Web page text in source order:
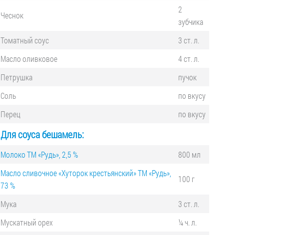
Чеснок
2
зубчика
Томатный соус
3 ст. л.
Масло оливковое
4 ст. л.
Петрушка
пучок
Соль
по вкусу
Перец
по вкусу
Для соуса бешамель:
Молоко ТМ «Рудь», 2,5 %
800 мл
Масло сливочное «Хуторок крестьянский» ТМ «Рудь»,
73 %
100 г
Мука
3 ст. л.
Мускатный орех
¼ ч. л.